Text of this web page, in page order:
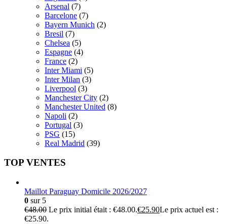
Arsenal (7)
Barcelone (7)
Bayern Munich (2)
Bresil (7)
Chelsea (5)
Espagne (4)
France (2)
Inter Miami (5)
Inter Milan (3)
Liverpool (3)
Manchester City (2)
Manchester United (8)
Napoli (2)
Portugal (3)
PSG (15)
Real Madrid (39)
TOP VENTES
Maillot Paraguay Domicile 2026/2027
0 sur 5
€48.00 Le prix initial était : €48.00.€25.90Le prix actuel est :
€25.90.